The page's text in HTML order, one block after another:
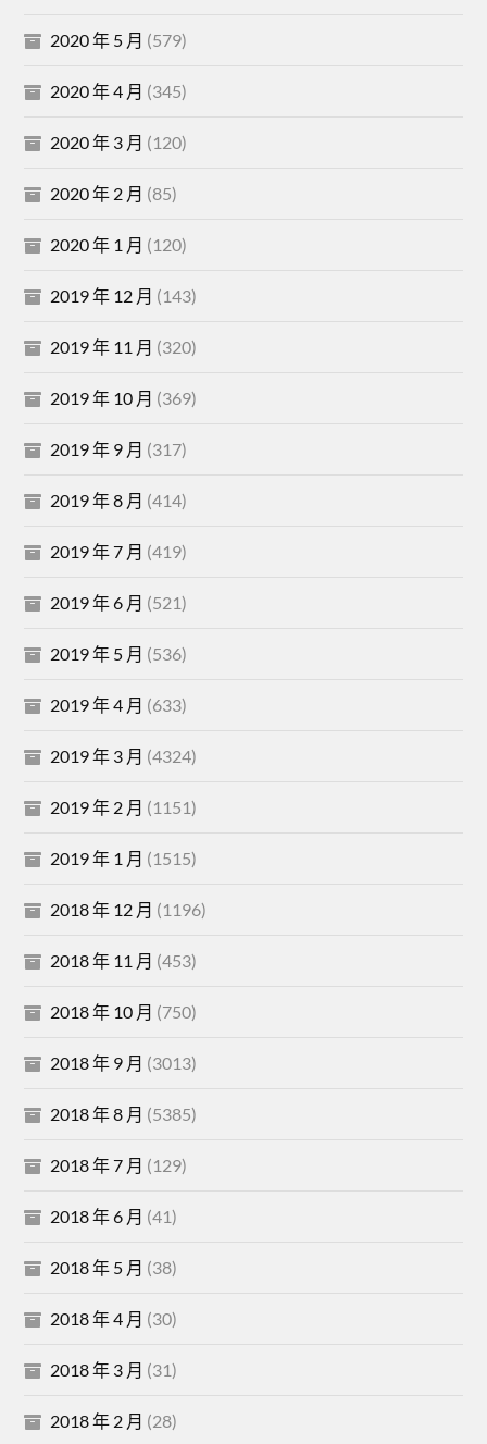
2020 年 5 月 (579)
2020 年 4 月 (345)
2020 年 3 月 (120)
2020 年 2 月 (85)
2020 年 1 月 (120)
2019 年 12 月 (143)
2019 年 11 月 (320)
2019 年 10 月 (369)
2019 年 9 月 (317)
2019 年 8 月 (414)
2019 年 7 月 (419)
2019 年 6 月 (521)
2019 年 5 月 (536)
2019 年 4 月 (633)
2019 年 3 月 (4324)
2019 年 2 月 (1151)
2019 年 1 月 (1515)
2018 年 12 月 (1196)
2018 年 11 月 (453)
2018 年 10 月 (750)
2018 年 9 月 (3013)
2018 年 8 月 (5385)
2018 年 7 月 (129)
2018 年 6 月 (41)
2018 年 5 月 (38)
2018 年 4 月 (30)
2018 年 3 月 (31)
2018 年 2 月 (28)